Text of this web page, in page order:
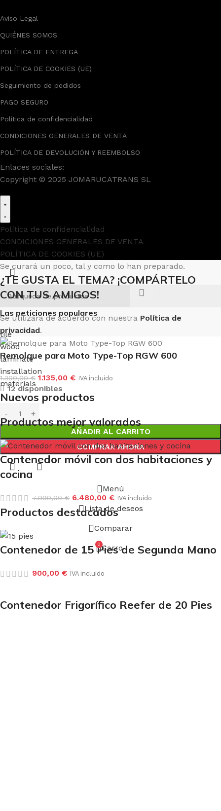
Aviso Legal
QUIÉNES SOMOS
POLÍTICA DE ENTREGA
POLÍTICA DE COOKIES (UE)
Seguimiento de pedidos
PAGO SEGURO
Política de confidencialidad
CONDICIONES GENERALES DE VENTA
POLÍTICA DE DEVOLUCIÓN Y REEMBOLSO
Enlaces sociales:
Copyright © 2025 JOMARUCATRANS SL
Política de confidencialidad
CONDICIONES GENERALES DE VENTA
POLÍTICA DE COOKIES (UE)
Las peticiones populares
tile
wood
laminate
installation
materials
Nuevos productos
Productos mejor valorados
Contenedor móvil con dos habitaciones y
cocina
7.999,00€ 6.480,00 € IVA incluido
Productos destacados
Contenedor de 15 Pies de Segunda Mano
900,00 € IVA incluido
Contenedor Frigorífico Reefer de 20 Pies
Se curará un poco, tal y como lo han preparado.
¿TE GUSTA EL TEMA? ¡COMPÁRTELO
CON TUS AMIGOS!
Se utilizará de acuerdo con nuestra Política de
privacidad.
Remolque para Moto Type-Top RGW 600
1.300,00€ 1.135,00 € IVA incluido
12 disponibles
AÑADIR AL CARRITO
COMPRAR AHORA
Menú
Lista de deseos
Comparar
0 Carro